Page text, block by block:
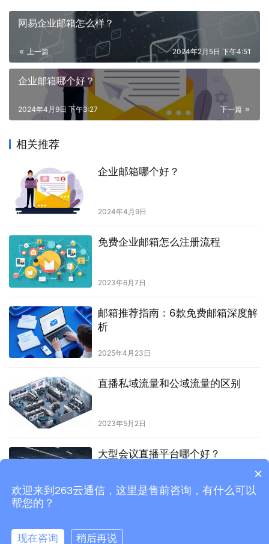
网易企业邮箱怎么样？
上一篇 2024年2月5日 下午4:51
企业邮箱哪个好？
下一篇
2024年4月9日 下午3:27
相关推荐
企业邮箱哪个好？
2024年4月9日
免费企业邮箱怎么注册流程
2023年6月7日
邮箱推荐指南：6款免费邮箱深度解
析
2025年4月23日
直播私域流量和公域流量的区别
2023年5月2日
大型会议直播平台哪个好？
2023年5月2日
×
欢迎来到263云通信，这里是售前咨询，有什么可以
帮您的？
现在咨询 稍后再说